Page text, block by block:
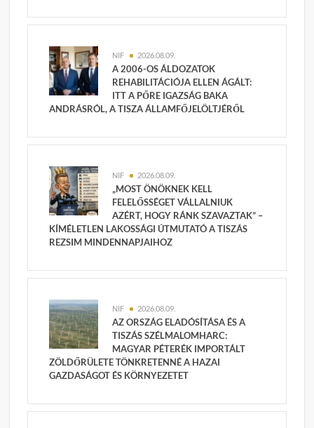
NIF 2026.08.09.
A 2006-OS ÁLDOZATOK
REHABILITÁCIÓJA ELLEN ÁGÁLT:
ITT A PŐRE IGAZSÁG BAKA
ANDRÁSRÓL, A TISZA ÁLLAMFŐJELÖLTJÉRŐL
NIF 2026.08.09.
„MOST ÖNÖKNEK KELL
FELELŐSSÉGET VÁLLALNIUK
AZÉRT, HOGY RÁNK SZAVAZTAK” –
KÍMÉLETLEN LAKOSSÁGI ÚTMUTATÓ A TISZÁS
REZSIM MINDENNAPJAIHOZ
NIF 2026.08.09.
AZ ORSZÁG ELADÓSÍTÁSA ÉS A
TISZÁS SZÉLMALOMHARC:
MAGYAR PÉTERÉK IMPORTÁLT
ZÖLDŐRÜLETE TÖNKRETENNÉ A HAZAI
GAZDASÁGOT ÉS KÖRNYEZETET